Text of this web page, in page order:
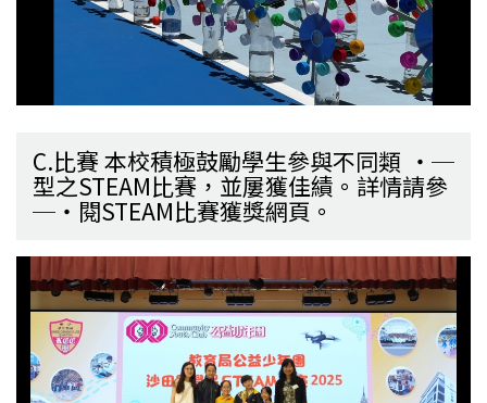
C.比賽 本校積極鼓勵學生參與不同類
型之STEAM比賽，並屢獲佳績。詳情請參
閱STEAM比賽獲獎網頁。